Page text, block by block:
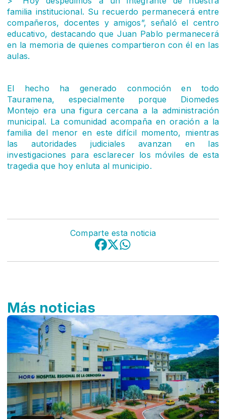
familia institucional. Su recuerdo permanecerá entre
compañeros, docentes y amigos”, señaló el centro
educativo, destacando que Juan Pablo permanecerá
en la memoria de quienes compartieron con él en las
aulas.
El hecho ha generado conmoción en todo
Tauramena, especialmente porque Diomedes
Montejo era una figura cercana a la administración
municipal. La comunidad acompaña en oración a la
familia del menor en este difícil momento, mientras
las autoridades judiciales avanzan en las
investigaciones para esclarecer los móviles de esta
tragedia que hoy enluta al municipio.
Comparte esta noticia
Más noticias